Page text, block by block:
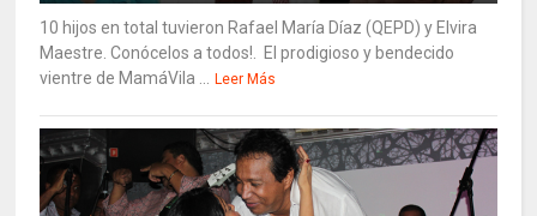
10 hijos en total tuvieron Rafael María Díaz (QEPD) y Elvira
Maestre. Conócelos a todos!. El prodigioso y bendecido
vientre de MamáVila ... Leer Más